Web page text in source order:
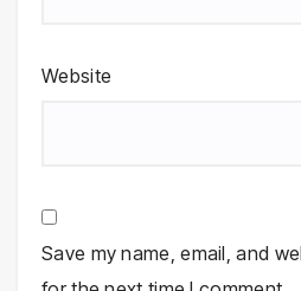
Website
Save my name, email, and